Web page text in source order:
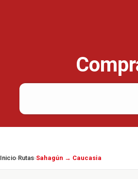
Inicio›Rutas›Sahagún → Caucasia